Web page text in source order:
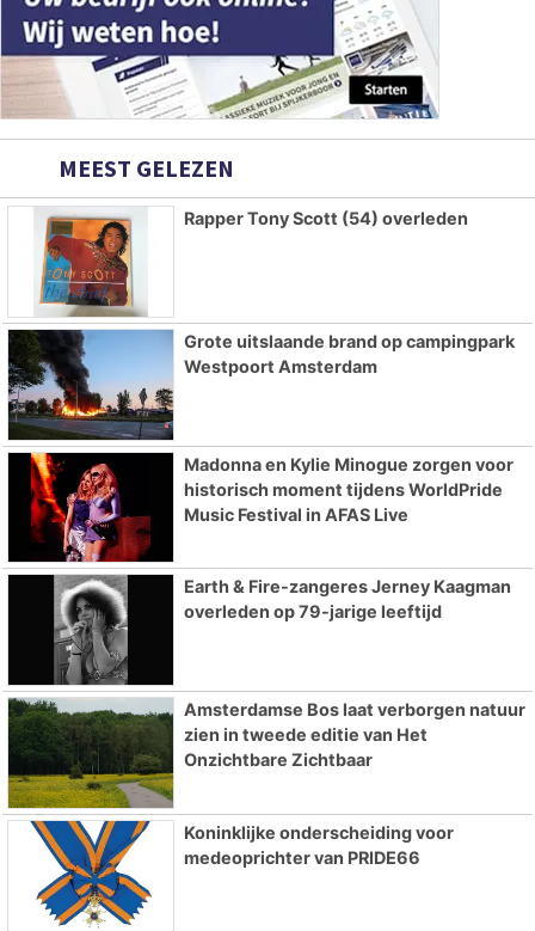
MEEST GELEZEN
Rapper Tony Scott (54) overleden
Grote uitslaande brand op campingpark
Westpoort Amsterdam
Madonna en Kylie Minogue zorgen voor
historisch moment tijdens WorldPride
Music Festival in AFAS Live
Earth & Fire-zangeres Jerney Kaagman
overleden op 79-jarige leeftijd
Amsterdamse Bos laat verborgen natuur
zien in tweede editie van Het
Onzichtbare Zichtbaar
Koninklijke onderscheiding voor
medeoprichter van PRIDE66